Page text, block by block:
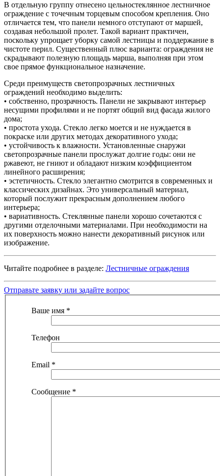
В отдельную группу отнесено цельностеклянное лестничное
ограждение с точечным торцевым способом крепления. Оно
отличается тем, что панели немного отступают от маршей,
создавая небольшой пролет. Такой вариант практичен,
поскольку упрощает уборку самой лестницы и поддержание в
чистоте перил. Существенный плюс варианта: ограждения не
скрадывают полезную площадь марша, выполняя при этом
свое прямое функциональное назначение.
Среди преимуществ светопрозрачных лестничных
ограждений необходимо выделить:
• собственно, прозрачность. Панели не закрывают интерьер
несущими профилями и не портят общий вид фасада жилого
дома;
• простота ухода. Стекло легко моется и не нуждается в
покраске или других методах декоративного ухода;
• устойчивость к влажности. Установленные снаружи
светопрозрачные панели прослужат долгие годы: они не
ржавеют, не гниют и обладают низким коэффициентом
линейного расширения;
• эстетичность. Стекло элегантно смотрится в современных и
классических дизайнах. Это универсальный материал,
который послужит прекрасным дополнением любого
интерьера;
• вариативность. Стеклянные панели хорошо сочетаются с
другими отделочными материалами. При необходимости на
их поверхность можно нанести декоративный рисунок или
изображение.
Читайте подробнее в разделе: Лестничные ограждения
Отправьте заявку или задайте вопрос
Ваше имя *
Телефон
Email *
Сообщение *